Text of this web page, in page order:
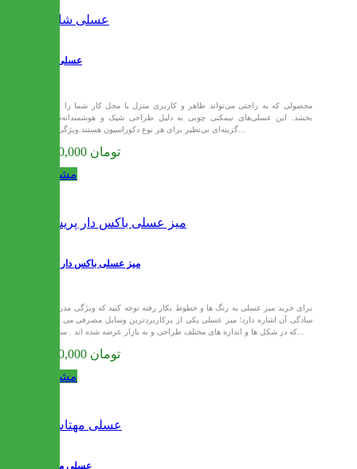
عسلی شانو
محصولی که به راحتی می‌تواند ظاهر و کاربری منزل یا محل کار شما را بهبود
بخشد. این عسلی‌های نیمکتی چوبی به دلیل طراحی شیک و هوشمندانه‌شان،
2,640,000 تومان
مشاهده
میز عسلی باکس دار پریسا
برای خرید میز عسلی به رنگ ها و خطوط بکار رفته توجه کنید که ویژگی مدرن به
سادگی آن اشاره دارد؛ میز عسلی یکی از پرکاربردترین وسایل مصرفی می باشد
که در شکل ها و اندازه های مختلف طراحی و به بازار عرضه شده اند . سایز و...
3,200,000 تومان
مشاهده
عسلی مهتاس